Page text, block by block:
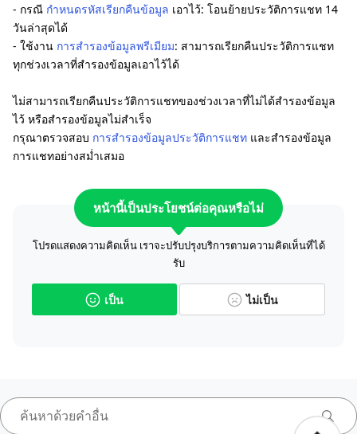
- กรณี กำหนดรหัสเรียกคืนข้อมูล เอาไว้: โอนย้ายประวัติการแชท 14
วันล่าสุดได้
- ใช้งาน การสำรองข้อมูลพรีเมียม: สามารถเรียกคืนประวัติการแชท
ทุกช่วงเวลาที่สำรองข้อมูลเอาไว้ได้
ไม่สามารถเรียกคืนประวัติการแชทของช่วงเวลาที่ไม่ได้สำรองข้อมูล
ไว้ หรือสำรองข้อมูลไม่สำเร็จ
กรุณาตรวจสอบ การสำรองข้อมูลประวัติการแชท และสำรองข้อมูล
การแชทอย่างสม่ำเสมอ
หน้านี้เป็นประโยชน์ต่อคุณหรือไม่
โปรดแสดงความคิดเห็น เราจะปรับปรุงบริการตามความคิดเห็นที่ได้
รับ
เป็น ไม่เป็น